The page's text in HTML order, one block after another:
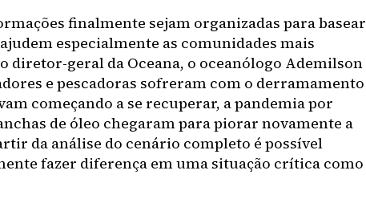
finalmente sejam organizadas para basear
especialmente as comunidades mais
diretor-geral da Oceana, o oceanólogo Ademilson
e pescadoras sofreram com o derramamento
começando a se recuperar, a pandemia por
de óleo chegaram para piorar novamente a
da análise do cenário completo é possível
fazer diferença em uma situação crítica como